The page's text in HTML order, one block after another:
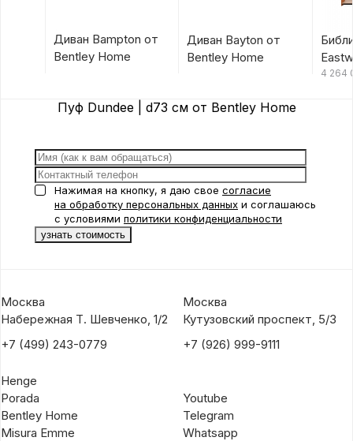
Диван Bampton от
Bentley Home
Диван Bayton от
Bentley Home
Home
4 264
Пуф Dundee | d73 см от Bentley Home
Нажимая на кнопку, я даю свое согласие
на обработку персональных данных и соглашаюсь
с условиями политики конфиденциальности
Москва
Набережная Т. Шевченко, 1/2
+7 (499) 243-0779
Москва
Кутузовский проспект, 5/3
+7 (926) 999-9111
Henge
Porada
Bentley Home
Misura Emme
Youtube
Telegram
Whatsapp